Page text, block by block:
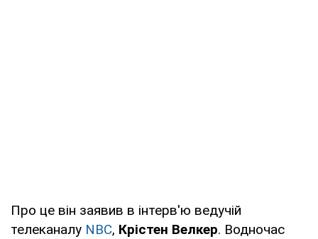
Про це він заявив в інтерв'ю ведучій
телеканалу NBC, Крістен Велкер. Водночас